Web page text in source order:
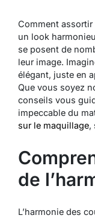
Comment
un look
se posent de
leur image.
élégant, juste en
Que vous soyez
conseils vous
impeccable du
sur le maquillage,
de
L’harmonie des